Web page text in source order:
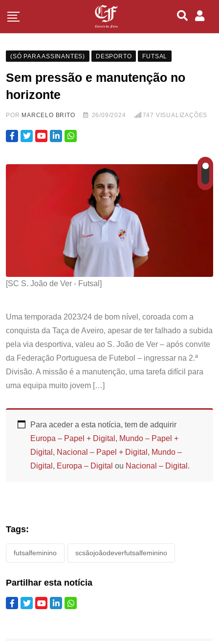
(SÓ PARA ASSINANTES) DESPORTO FUTSAL
Sem pressão e manutenção no
horizonte
POR MARCELO BRITO 26/09/2024 747 VISUALIZAÇÕES
[SC S. João de Ver - Futsal]
Uma temporada 2023/24 de bom nível, coroada com a
conquista da Taça de Aveiro, apesar de ter falhado a subida
pela via desportiva, valeu ao S. João de Ver – após convite
da Federação Portuguesa de Futebol – ingressar na 2.ª
Divisão. A missão é a manutenção, uma tarefa difícil para
uma equipa muito jovem […]
Para aceder a esta notícia, tem de adquirir
Europa – Papel + Digital , Mundo – Papel +
Digital , Nacional – Papel + Digital , Mundo –
Digital , Europa – Digital ou Nacional – Digital .
Tags:
futsalfeminino scsãojoãodeverfutsalfeminino
Partilhar esta notícia